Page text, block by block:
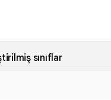
sınıflar